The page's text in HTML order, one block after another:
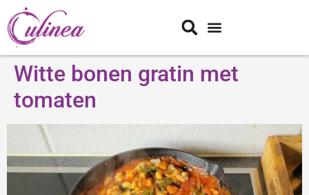
Witte bonen gratin met
tomaten